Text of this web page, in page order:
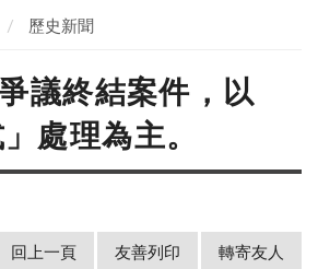
歷史新聞
議終結案件，以
處理為主。
回上一頁 友善列印 轉寄友人